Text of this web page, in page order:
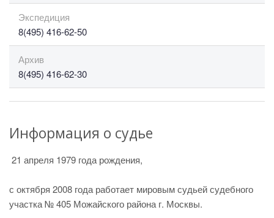
Экспедиция
8(495) 416-62-50
Архив
8(495) 416-62-30
Информация о судье
21 апреля 1979 года рождения,
с октября 2008 года работает мировым судьей судебного
участка № 405 Можайского района г. Москвы.